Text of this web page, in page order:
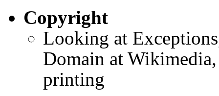
Copyright
Looking at
Domain at
printing